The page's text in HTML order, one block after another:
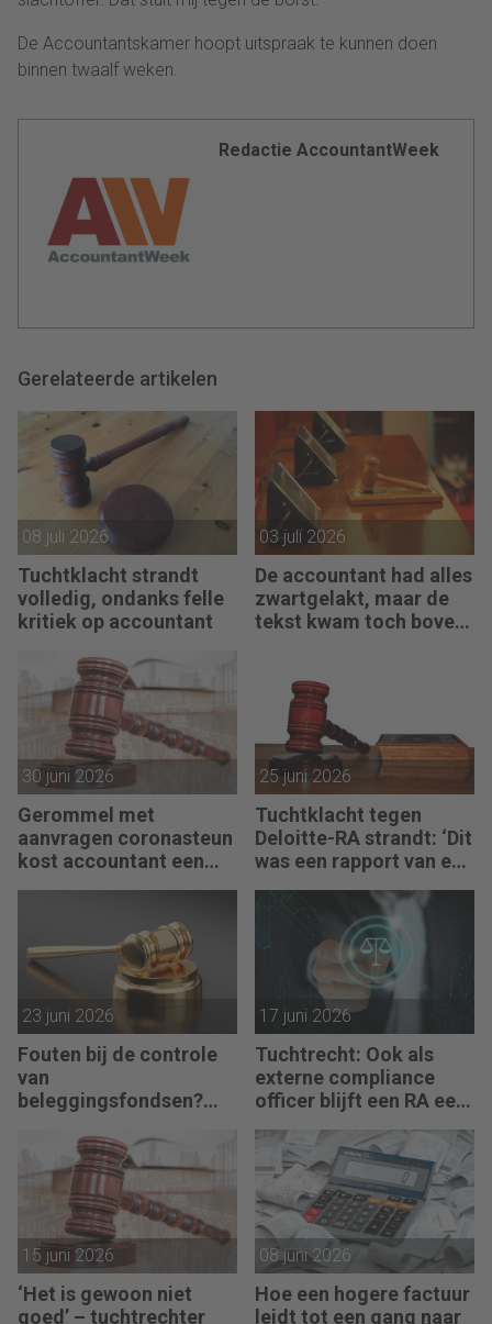
De Accountantskamer hoopt uitspraak te kunnen doen
binnen twaalf weken.
Redactie AccountantWeek
Gerelateerde artikelen
08 juli 2026
Tuchtklacht strandt
volledig, ondanks felle
kritiek op accountant
03 juli 2026
De accountant had alles
zwartgelakt, maar de
tekst kwam toch boven
30 juni 2026
Gerommel met
aanvragen coronasteun
kost accountant een
25 juni 2026
Tuchtklacht tegen
Deloitte-RA strandt: ‘Dit
was een rapport van een
23 juni 2026
Fouten bij de controle
van
beleggingsfondsen?
17 juni 2026
Tuchtrecht: Ook als
externe compliance
officer blijft een RA een
15 juni 2026
‘Het is gewoon niet
goed’ – tuchtrechter
08 juni 2026
Hoe een hogere factuur
leidt tot een gang naar